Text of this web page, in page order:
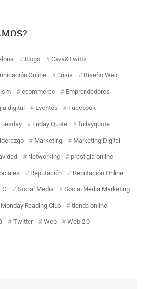
Blogs Cava&Twitts
Online Crisis Diseño Web
ecommerce Emprendedores
digital Eventos Facebook
Friday Quote fridayquote
Marketing Marketing Digital
Networking prestigia online
Reputación Reputación Online
Social Media Social Media Marketing
Reading Club tienda online
Twitter Web Web 2.0